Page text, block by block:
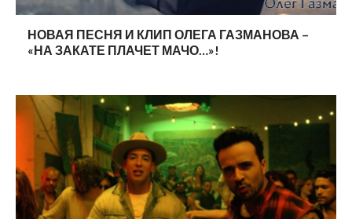
НОВАЯ ПЕСНЯ И КЛИП ОЛЕГА ГАЗМАНОВА –
«НА ЗАКАТЕ ПЛАЧЕТ МАЧО…»!